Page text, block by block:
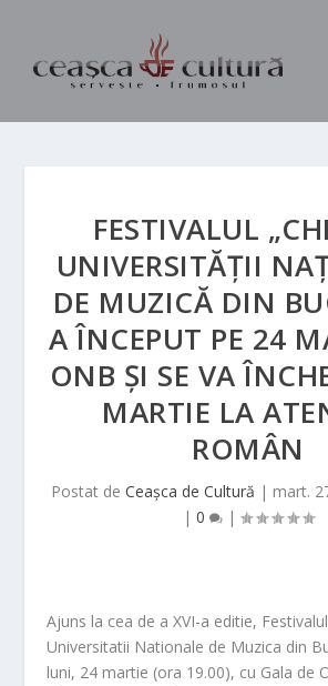
FESTIVALUL
UNIVERSITĂȚII
DE MUZICĂ DIN
A ÎNCEPUT PE 24
ONB ȘI SE VA
MARTIE LA
ROMÂN
Postat de Ceașca de Cultură | mart.
| 0 |
Ajuns la cea de a XVI-a editie, Festivalul
Universitatii Nationale de Muzica din
luni, 24 martie (ora 19.00), cu Gala de